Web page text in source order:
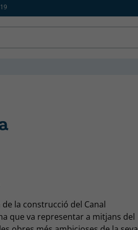
la construcció del Canal
que va representar a mitjans del